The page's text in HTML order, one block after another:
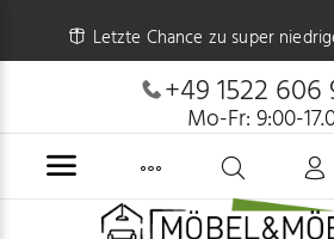
Letzte Chance zu super
+49 1522 606
Mo-Fr: 9:00-